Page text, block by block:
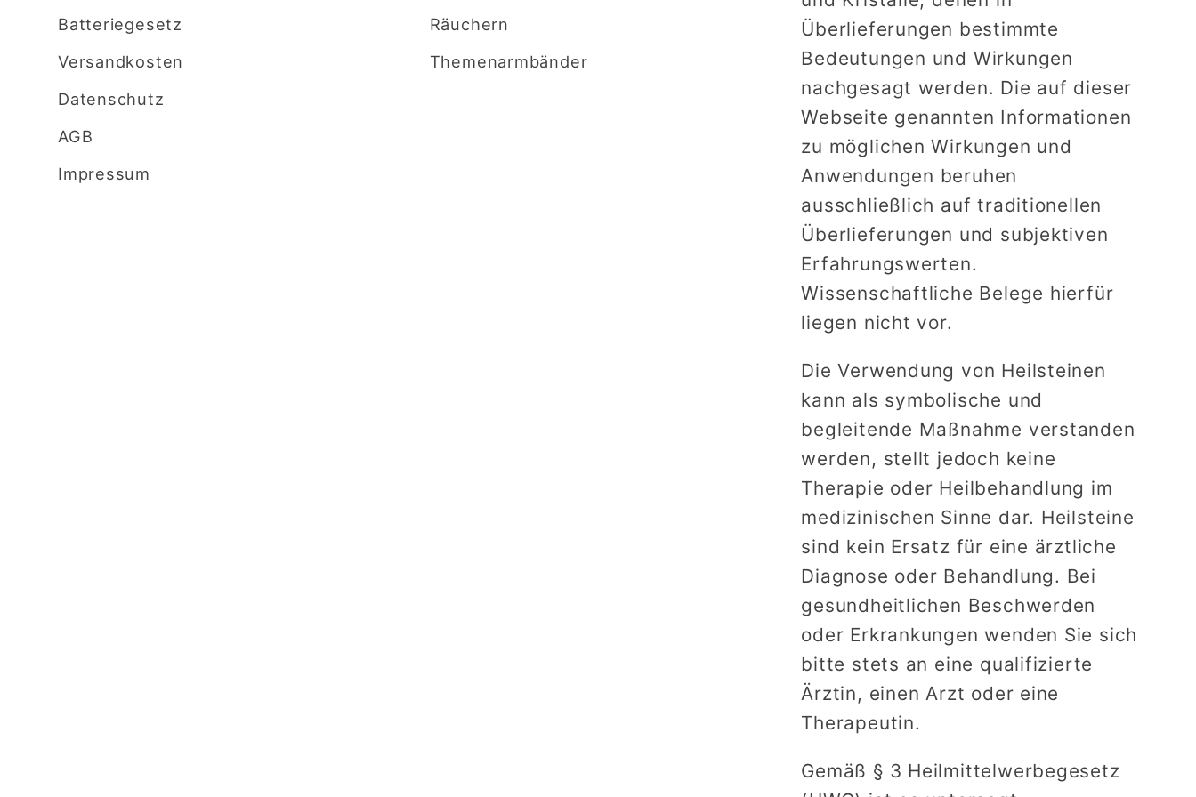
Batteriegesetz
Versandkosten
Datenschutz
AGB
Impressum
Räuchern
Themenarmbänder
Überlieferungen bestimmte
Bedeutungen und Wirkungen
nachgesagt werden. Die auf dieser
Webseite genannten Informationen
zu möglichen Wirkungen und
Anwendungen beruhen
ausschließlich auf traditionellen
Überlieferungen und subjektiven
Erfahrungswerten.
Wissenschaftliche Belege hierfür
liegen nicht vor.
Die Verwendung von Heilsteinen
kann als symbolische und
begleitende Maßnahme verstanden
werden, stellt jedoch keine
Therapie oder Heilbehandlung im
medizinischen Sinne dar. Heilsteine
sind kein Ersatz für eine ärztliche
Diagnose oder Behandlung. Bei
gesundheitlichen Beschwerden
oder Erkrankungen wenden Sie sich
bitte stets an eine qualifizierte
Ärztin, einen Arzt oder eine
Therapeutin.
Gemäß § 3 Heilmittelwerbegesetz